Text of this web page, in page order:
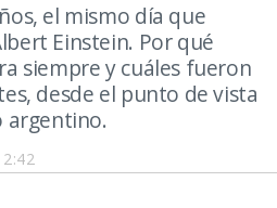
el mismo día que
Einstein. Por qué
siempre y cuáles fueron
desde el punto de vista
argentino.